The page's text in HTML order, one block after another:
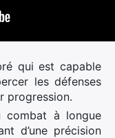
qui est capable
les défenses
progression.
combat à longue
d’une précision